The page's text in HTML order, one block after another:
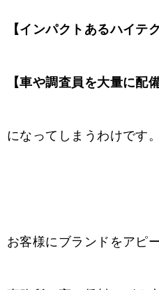
【インパクトあるハイテ
【車や調査員を大量に配
になってしまうわけです。
お客様にブランドをアピ